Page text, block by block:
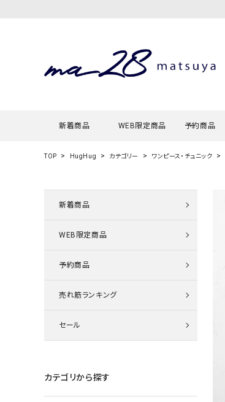
新着商品 WEB限定商品 予約商品
TOP HugHug カテゴリー ワンピース・チュニック
新着商品
WEB限定商品
予約商品
売れ筋ランキング
セール
カテゴリから探す